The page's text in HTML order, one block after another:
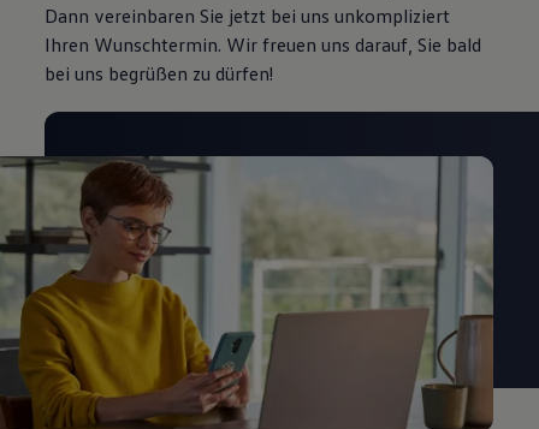
Dann vereinbaren Sie jetzt bei uns unkompliziert
Ihren Wunschtermin. Wir freuen uns darauf, Sie bald
bei uns begrüßen zu dürfen!